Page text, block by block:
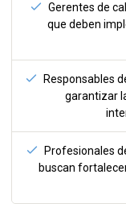
Gerentes de
que deben
Responsables
garantizar
Profesionales
buscan